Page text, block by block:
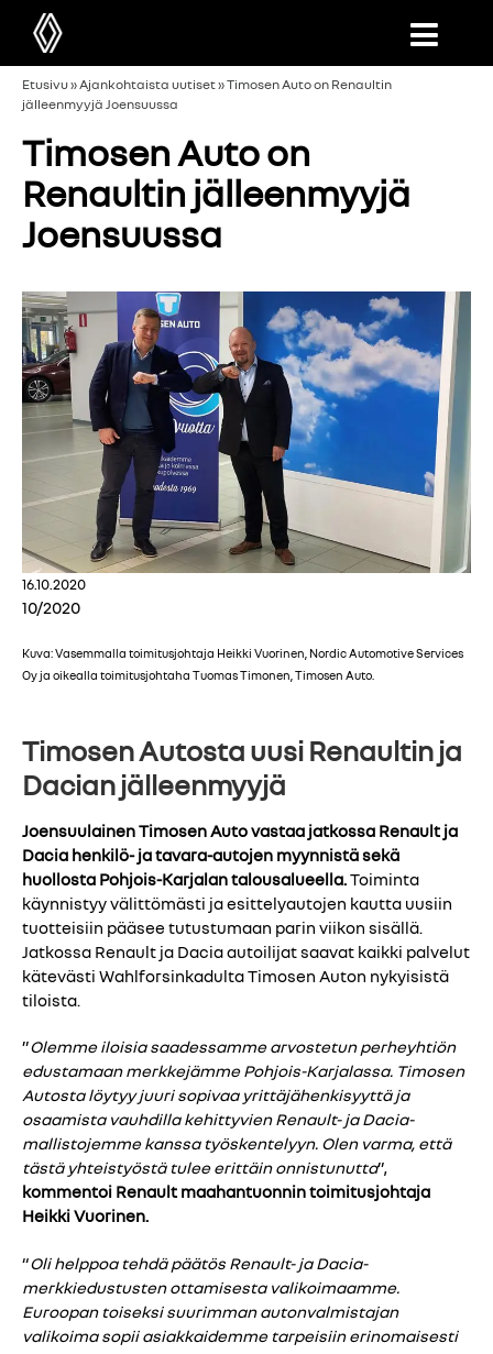
Etusivu»Ajankohtaista uutiset»Timosen Auto on Renaultin
jälleenmyyjä Joensuussa
Timosen Auto on
Renaultin jälleenmyyjä
Joensuussa
16.10.2020
10/2020
Kuva: Vasemmalla toimitusjohtaja Heikki Vuorinen, Nordic Automotive Services
Oy ja oikealla toimitusjohtaha Tuomas Timonen, Timosen Auto.
Timosen Autosta uusi Renaultin ja
Dacian jälleenmyyjä
Joensuulainen Timosen Auto vastaa jatkossa Renault ja
Dacia henkilö- ja tavara-autojen myynnistä sekä
huollosta Pohjois-Karjalan talousalueella.Toiminta
käynnistyy välittömästi ja esittelyautojen kautta uusiin
tuotteisiin pääsee tutustumaan parin viikon sisällä.
Jatkossa Renault ja Dacia autoilijat saavat kaikki palvelut
kätevästi Wahlforsinkadulta Timosen Auton nykyisistä
tiloista.
”Olemme iloisia saadessamme arvostetun perheyhtiön
edustamaan merkkejämme Pohjois-Karjalassa. Timosen
Autosta löytyy juuri sopivaa yrittäjähenkisyyttä ja
osaamista vauhdilla kehittyvien Renault- ja Dacia-
mallistojemme kanssa työskentelyyn. Olen varma, että
tästä yhteistyöstä tulee erittäin onnistunutta”,
kommentoi Renault maahantuonnin toimitusjohtaja
Heikki Vuorinen.
“Oli helppoa tehdä päätös Renault- ja Dacia-
merkkiedustusten ottamisesta valikoimaamme.
Euroopan toiseksi suurimman autonvalmistajan
valikoima sopii asiakkaidemme tarpeisiin erinomaisesti